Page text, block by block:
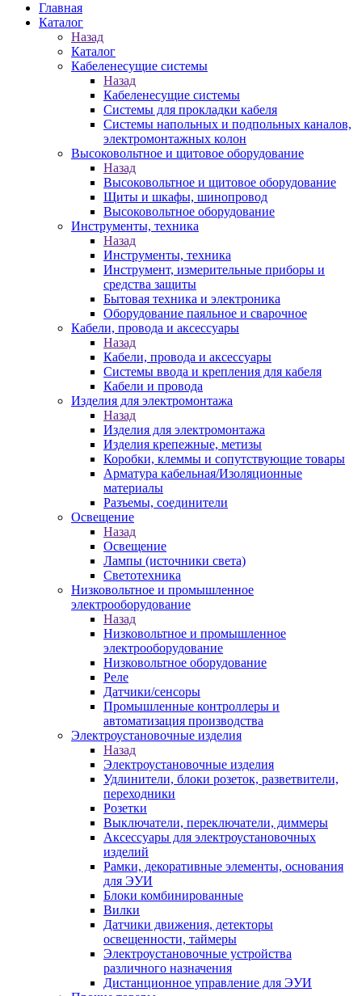
Главная
Каталог
Назад
Каталог
Кабеленесущие системы
Назад
Кабеленесущие системы
Системы для прокладки кабеля
Системы напольных и подпольных каналов,
электромонтажных колон
Высоковольтное и щитовое оборудование
Назад
Высоковольтное и щитовое оборудование
Щиты и шкафы, шинопровод
Высоковольтное оборудование
Инструменты, техника
Назад
Инструменты, техника
Инструмент, измерительные приборы и
средства защиты
Бытовая техника и электроника
Оборудование паяльное и сварочное
Кабели, провода и аксессуары
Назад
Кабели, провода и аксессуары
Системы ввода и крепления для кабеля
Кабели и провода
Изделия для электромонтажа
Назад
Изделия для электромонтажа
Изделия крепежные, метизы
Коробки, клеммы и сопутствующие товары
Арматура кабельная/Изоляционные
материалы
Разъемы, соединители
Освещение
Назад
Освещение
Лампы (источники света)
Светотехника
Низковольтное и промышленное
электрооборудование
Назад
Низковольтное и промышленное
электрооборудование
Низковольтное оборудование
Реле
Датчики/сенсоры
Промышленные контроллеры и
автоматизация производства
Электроустановочные изделия
Назад
Электроустановочные изделия
Удлинители, блоки розеток, разветвители,
переходники
Розетки
Выключатели, переключатели, диммеры
Аксессуары для электроустановочных
изделий
Рамки, декоративные элементы, основания
для ЭУИ
Блоки комбинированные
Вилки
Датчики движения, детекторы
освещенности, таймеры
Электроустановочные устройства
различного назначения
Дистанционное управление для ЭУИ